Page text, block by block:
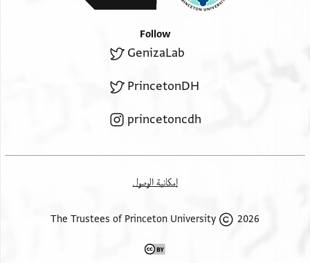
Follow
GenizaLab
PrincetonDH
princetoncdh
إمكانية الوصول
2026 The Trustees of Princeton University